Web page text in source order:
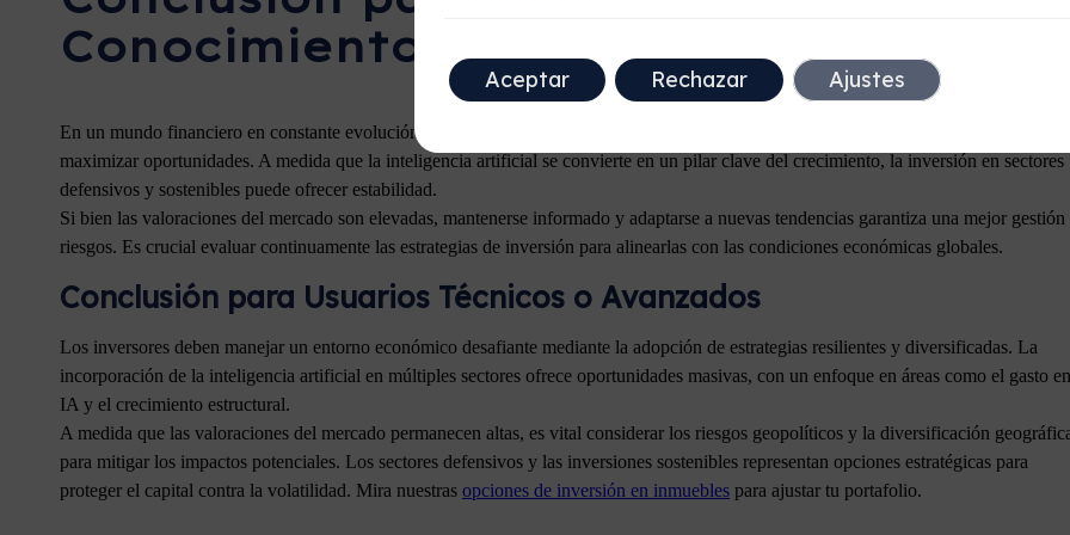
Conocimientos Técnicos
En un mundo financiero en constante evolución, diversificar e invertir de manera consciente es esencial para minimizar riesgos y
maximizar oportunidades. A medida que la inteligencia artificial se convierte en un pilar clave del crecimiento, la inversión en sectores
defensivos y sostenibles puede ofrecer estabilidad.
Si bien las valoraciones del mercado son elevadas, mantenerse informado y adaptarse a nuevas tendencias garantiza una mejor gestión
riesgos. Es crucial evaluar continuamente las estrategias de inversión para alinearlas con las condiciones económicas globales.
Conclusión para Usuarios Técnicos o Avanzados
Los inversores deben manejar un entorno económico desafiante mediante la adopción de estrategias resilientes y diversificadas. La
incorporación de la inteligencia artificial en múltiples sectores ofrece oportunidades masivas, con un enfoque en áreas como el gasto en
IA y el crecimiento estructural.
A medida que las valoraciones del mercado permanecen altas, es vital considerar los riesgos geopolíticos y la diversificación
para mitigar los impactos potenciales. Los sectores defensivos y las inversiones sostenibles representan opciones estratégicas para
proteger el capital contra la volatilidad. Mira nuestras opciones de inversión en inmuebles para ajustar tu portafolio.
Aceptar Rechazar Ajustes